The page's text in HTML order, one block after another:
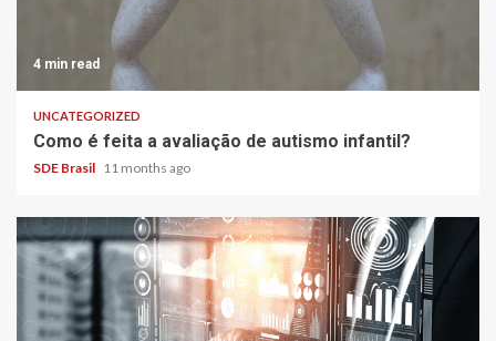
4 min read
UNCATEGORIZED
Como é feita a avaliação de autismo infantil?
SDE Brasil 11 months ago